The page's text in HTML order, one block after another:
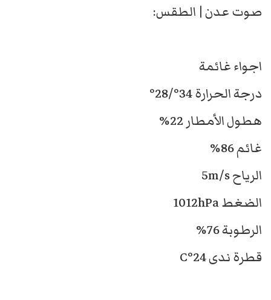
صوت عدن | الطقس:
اجواء غائمة
درجة الحرارة 34°/28°
هطول الأمطار 22%
غائم 86%
الرياح 5m/s
الضغط 1012hPa
الرطوبة 76%
قطرة ندى 24°C